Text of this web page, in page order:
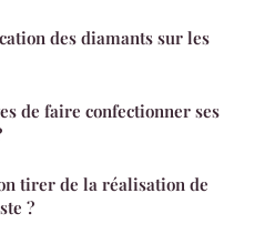
des diamants sur les
de faire confectionner ses
tirer de la réalisation de
?